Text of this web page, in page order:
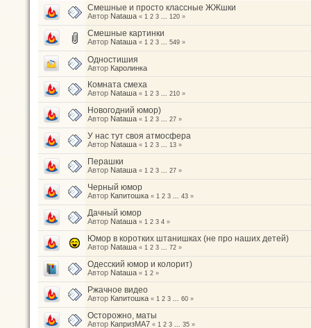
Смешные и просто классные ЖЖшки
Автор Nataшa « 1 2 3 ... 120 »
Смешные картинки
Автор Nataшa « 1 2 3 ... 549 »
Одностишия
Автор Каролинка
Комната смеха
Автор Nataшa « 1 2 3 ... 210 »
Новогодний юмор)
Автор Nataшa « 1 2 3 ... 27 »
У нас тут своя атмосфера
Автор Nataшa « 1 2 3 ... 13 »
Перашки
Автор Nataшa « 1 2 3 ... 27 »
Черный юмор
Автор Капитошка « 1 2 3 ... 43 »
Дачный юмор
Автор Nataшa « 1 2 3 4 »
Юмор в коротких штанишках (не про наших детей)
Автор Nataшa « 1 2 3 ... 72 »
Одесский юмор и колорит)
Автор Nataшa « 1 2 »
Ржачное видео
Автор Капитошка « 1 2 3 ... 60 »
Осторожно, маты
Автор КапризМА7 « 1 2 3 ... 35 »